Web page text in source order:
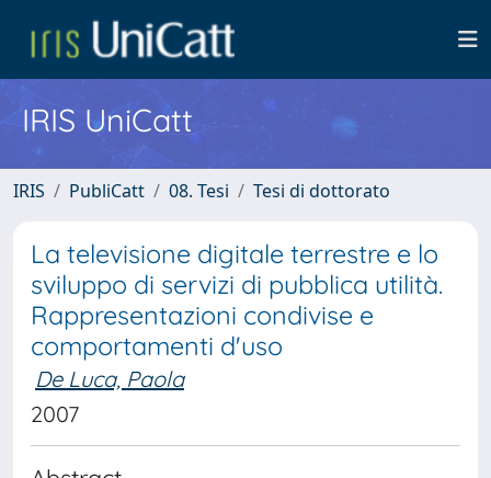
IRIS UniCatt
IRIS PubliCatt 08. Tesi Tesi di dottorato
La televisione digitale terrestre e lo
sviluppo di servizi di pubblica utilità.
Rappresentazioni condivise e
comportamenti d'uso
De Luca, Paola
2007